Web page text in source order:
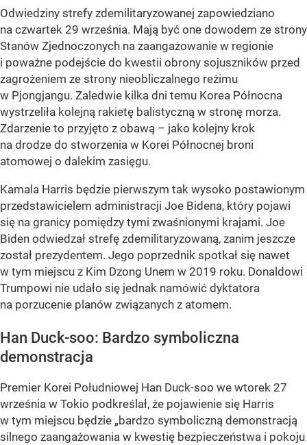
Odwiedziny strefy zdemilitaryzowanej zapowiedziano
na czwartek 29 września. Mają być one dowodem ze strony
Stanów Zjednoczonych na zaangażowanie w regionie
i poważne podejście do kwestii obrony sojuszników przed
zagrożeniem ze strony nieobliczalnego reżimu
w Pjongjangu. Zaledwie kilka dni temu Korea Północna
wystrzeliła kolejną rakietę balistyczną w stronę morza.
Zdarzenie to przyjęto z obawą – jako kolejny krok
na drodze do stworzenia w Korei Północnej broni
atomowej o dalekim zasięgu.
Kamala Harris będzie pierwszym tak wysoko postawionym
przedstawicielem administracji Joe Bidena, który pojawi
się na granicy pomiędzy tymi zwaśnionymi krajami. Joe
Biden odwiedzał strefę zdemilitaryzowaną, zanim jeszcze
został prezydentem. Jego poprzednik spotkał się nawet
w tym miejscu z Kim Dzong Unem w 2019 roku. Donaldowi
Trumpowi nie udało się jednak namówić dyktatora
na porzucenie planów związanych z atomem.
Han Duck-soo: Bardzo symboliczna
demonstracja
Premier Korei Południowej Han Duck-soo we wtorek 27
września w Tokio podkreślał, że pojawienie się Harris
w tym miejscu będzie „bardzo symboliczną demonstracją
silnego zaangażowania w kwestię bezpieczeństwa i pokoju